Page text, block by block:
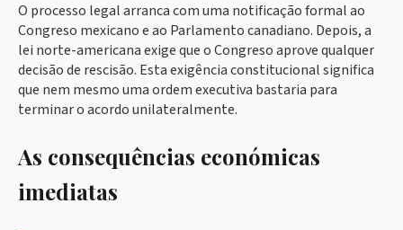
O processo legal arranca com uma notificação formal ao
Congreso mexicano e ao Parlamento canadiano. Depois, a
lei norte-americana exige que o Congreso aprove qualquer
decisão de rescisão. Esta exigência constitucional significa
que nem mesmo uma ordem executiva bastaria para
terminar o acordo unilateralmente.
As consequências económicas
imediatas